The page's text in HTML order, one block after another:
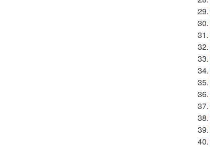
29.
30.
31.
32.
33.
34.
35.
36.
37.
38.
39.
40.